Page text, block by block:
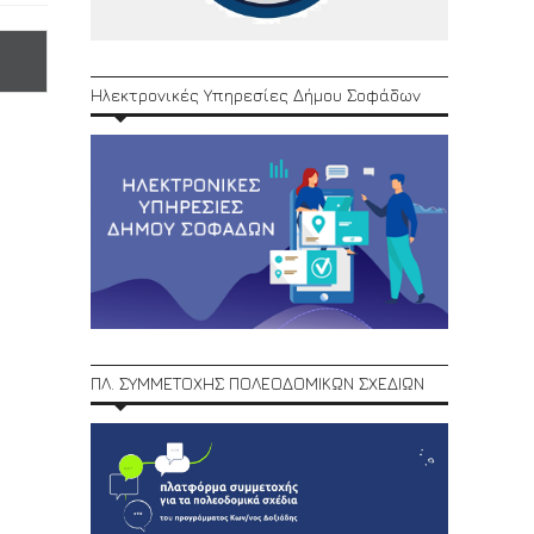
Ηλεκτρονικές Υπηρεσίες Δήμου Σοφάδων
ΠΛ. ΣΥΜΜΕΤΟΧΗΣ ΠΟΛΕΟΔΟΜΙΚΩΝ ΣΧΕΔΙΩΝ